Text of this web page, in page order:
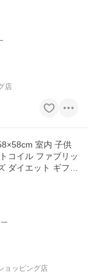
店
室内 子供
コイル ファブリッ
ダイエット ギフト
ョッピング店